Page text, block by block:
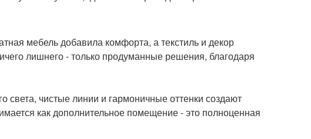
мебель добавила комфорта, а текстиль и декор
лишнего - только продуманные решения, благодаря
чистые линии и гармоничные оттенки создают
как дополнительное помещение - это полноценная